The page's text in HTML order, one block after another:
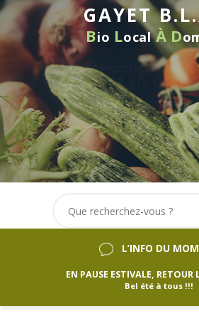
GAYET
Bio LocalÀ D
L’INFO DU
EN PAUSE ESTIVALE, RETOUR
Bel été à tous !!!